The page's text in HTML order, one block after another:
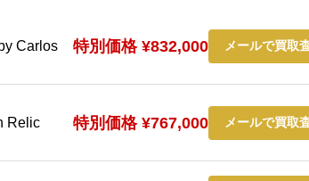
Carlos
特別価格 ¥832,000 メールで買取
Relic
特別価格 ¥767,000 メールで買取